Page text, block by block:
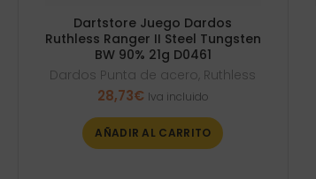
Dartstore Juego Dardos
Ruthless Ranger II Steel Tungsten
BW 90% 21g D0461
Dardos Punta de acero, Ruthless
28,73€ Iva incluido
AÑADIR AL CARRITO